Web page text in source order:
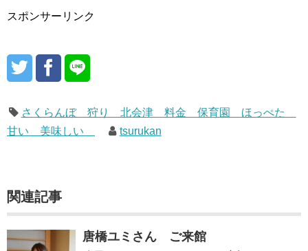
スポンサーリンク
さくらんぼ 狩り 北会津 料金 保育園 ほっぺた
甘い 美味しい
tsurukan
関連記事
唐橋ユミさん ご来館